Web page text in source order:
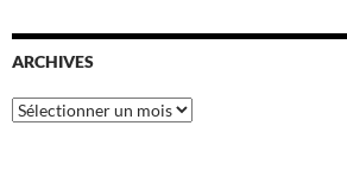
ARCHIVES
Archives